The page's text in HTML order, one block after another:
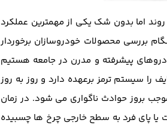
اما بدون شک یکی از مهمترین عملکرد
بررسی محصولات خودروسازان برخوردار
پیشرفته و مدرن در جامعه هستیم
سیستم ترمز برعهده دارد و روز به روز
بروز حوادث ناگواری می شود. در زمان
پای فرد به سطح خارجی چرخ ها چسبیده